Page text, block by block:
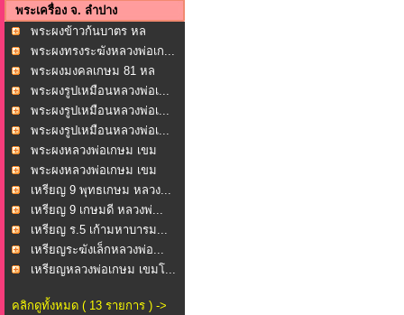
พระเครื่อง จ. ลำปาง
พระผงข้าวก้นบาตร หล
วงพ...พระผงทรงระฆังหลวงพ่อเก...
พระผงมงคลเกษม 81 หล
วงพ...พระผงรูปเหมือนหลวงพ่อเ...
พระผงรูปเหมือนหลวงพ่อเ...
พระผงรูปเหมือนหลวงพ่อเ...
พระผงหลวงพ่อเกษม เขม
โก...
พระผงหลวงพ่อเกษม เขม
โก...
เหรียญ 9 พุทธเกษม หลวง...
เหรียญ 9 เกษมดี หลวงพ่...
เหรียญ ร.5 เก้ามหาบารม...
เหรียญระฆังเล็กหลวงพ่อ...
เหรียญหลวงพ่อเกษม เขมโ...
คลิกดูทั้งหมด ( 13 รายการ ) ->